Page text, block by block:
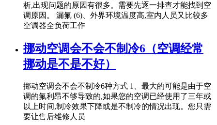
析,出现问题的原因有很多。需要先逐一排查才能找到空
调原因。 漏氟 (6)、外界环境温度高,室内人员又比较多
空调器全负荷工作
挪动空调会不会不制冷6（空调经常
挪动是不是不好）
挪动空调会不会不制冷6种方式 1、最大的可能是由于空
调的氟利昂不够导致的,如果您的空调已经使用了三年或
以上时间,制冷效果下降或是不制冷的情况出现。您只需
要让售后维修人员